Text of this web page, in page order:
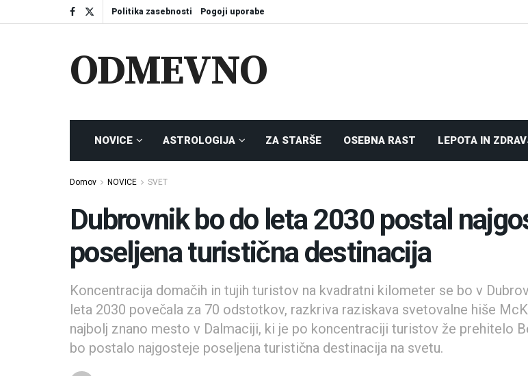
Politika zasebnosti Pogoji uporabe
ODMEVNO
NOVICE ASTROLOGIJA ZA STARŠE OSEBNA RAST LEPOTA IN
Domov NOVICE SVET
Dubrovnik bo do leta 2030 postal
poseljena turistična destinacija
Koncentracija domačih in tujih turistov na kvadratni kilometer se bo v
leta 2030 povečala za 70 odstotkov, razkriva raziskava svetovalne hiše
najbolj znano mesto v Dalmaciji, ki je po koncentraciji turistov že prehitelo
bo postalo najgosteje poseljena turistična destinacija na svetu.